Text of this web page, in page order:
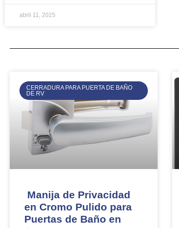
abril 11, 2025
CERRADURA PARA PUERTA DE BAÑO
DE RV
Manija de Privacidad
en Cromo Pulido para
Puertas de Baño en